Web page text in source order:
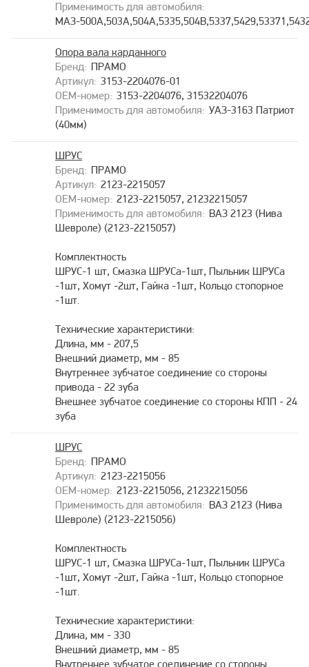
МАЗ-
ПРАМО
3153-2204076-01
3153-2204076, 31532204076
Опора вала карданного
УАЗ-3163 Патриот
(40мм)
ПРАМО
2123-2215057
2123-2215057, 21232215057
ШРУС
ВАЗ 2123 (Нива
Шевроле) (2123-2215057)
Комплектность
ШРУС-1 шт, Смазка ШРУСа-1шт, Пыльник ШРУСа
-1шт, Хомут -2шт, Гайка -1шт, Кольцо стопорное
-1шт.
Технические характеристики:
Длина, мм - 207,5
Внешний диаметр, мм - 85
Внутреннее зубчатое соединение со стороны
привода - 22 зуба
Внешнее зубчатое соединение со стороны КПП - 24
зуба
ПРАМО
2123-2215056
2123-2215056, 21232215056
ШРУС
ВАЗ 2123 (Нива
Шевроле) (2123-2215056)
Комплектность
ШРУС-1 шт, Смазка ШРУСа-1шт, Пыльник ШРУСа
-1шт, Хомут -2шт, Гайка -1шт, Кольцо стопорное
-1шт.
Технические характеристики:
Длина, мм - 330
Внешний диаметр, мм - 85